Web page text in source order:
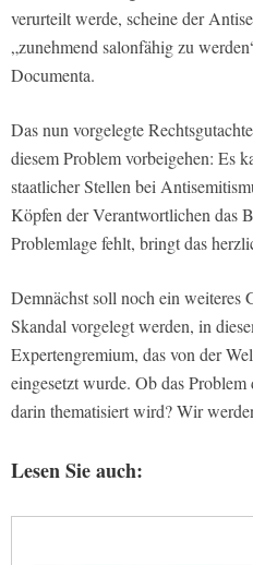
verurteilt werde, scheine der
„zunehmend salonfähig zu
Documenta.
Das nun vorgelegte
diesem Problem vorbeigehen: Es
staatlicher Stellen bei
Köpfen der Verantwortlichen das
Problemlage fehlt, bringt das
Demnächst soll noch ein weiteres
Skandal vorgelegt werden, in
Expertengremium, das von der
eingesetzt wurde. Ob das Problem
darin thematisiert wird? Wir
Lesen Sie auch: